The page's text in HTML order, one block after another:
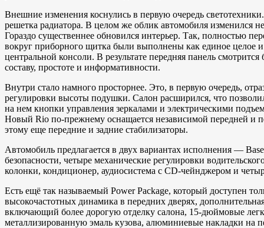
Внешние изменения коснулись в первую очередь
решетка радиатора. В целом же облик автомобиля изменился
Гораздо существеннее обновился интерьер. Так, полностью
вокруг приборного щитка были выполнены как единое целое
центральной консоли. В результате передняя панель
составу, простоте и информативности.
Внутри стало намного просторнее. Это, в первую очередь,
регулировки высоты подушки. Салон расширился, что
на нем кнопки управления зеркалами и электрическими
Новый Rio по-прежнему оснащается независимой передней и
этому еще передние и задние стабилизаторы.
Автомобиль предлагается в двух вариантах исполнения —
безопасности, четыре механические регулировки
колонки, кондиционер, аудиосистема с CD-чейнджером и
Есть ещё так называемый Power Package, который доступен
высокочастотных динамика в передних дверях,
включающий более дорогую отделку салона, 15-дюймовые
металлизированную эмаль кузова, алюминиевые накладки на